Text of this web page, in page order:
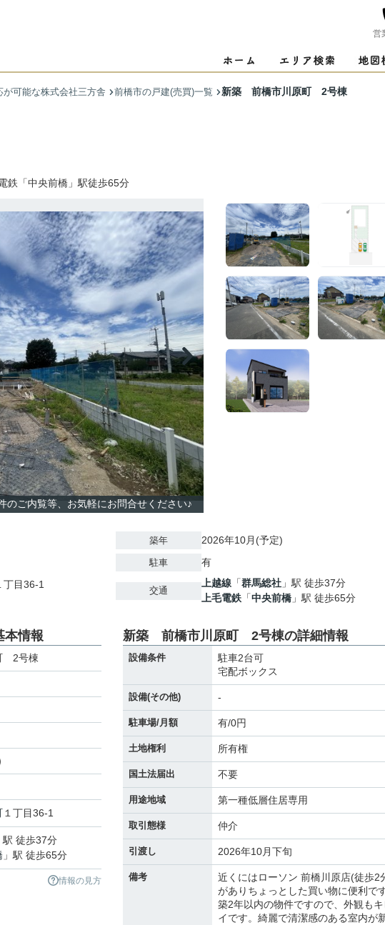
営
可能な株式会社三方舎 前橋市の戸建(売買)一覧 新築 前橋市川原町 2号棟
電鉄「中央前橋」駅徒歩65分
のご内覧等、お気軽にお問合せください♪
丁目36-1
築年 2026年10月(予定)
駐車 有
交通
上越線 「群馬総社 」駅 徒歩37分
上毛電鉄 「中央前橋 」駅 徒歩65分
情報
2号棟
１丁目36-1
駅 徒歩37分
」駅 徒歩65分
情報の見方
新築 前橋市川原町 2号棟の詳細情報
設備条件
駐車2台可
宅配ボックス
設備(その他) -
駐車場/月額 有/0円
土地権利 所有権
国土法届出 不要
用途地域 第一種低層住居専用
取引態様 仲介
引渡し 2026年10月下旬
備考
近くにはローソン 前橋川原店(徒歩2
がありちょっとした買い物に便利です
築2年以内の物件ですので、外観もキ
イです。綺麗で清潔感のある室内が